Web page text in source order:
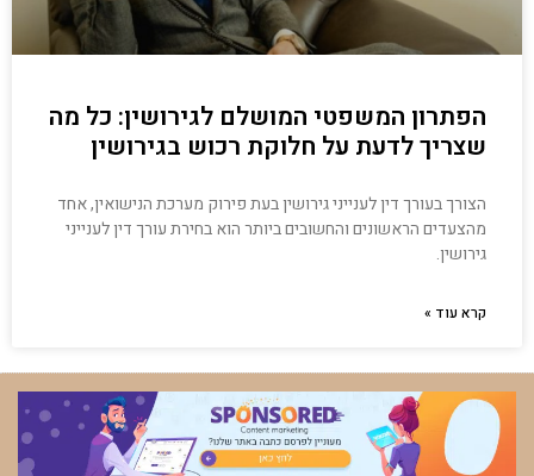
הפתרון המשפטי המושלם לגירושין: כל מה
שצריך לדעת על חלוקת רכוש בגירושין
הצורך בעורך דין לענייני גירושין בעת פירוק מערכת הנישואין, אחד
מהצעדים הראשונים והחשובים ביותר הוא בחירת עורך דין לענייני
גירושין.
קרא עוד »